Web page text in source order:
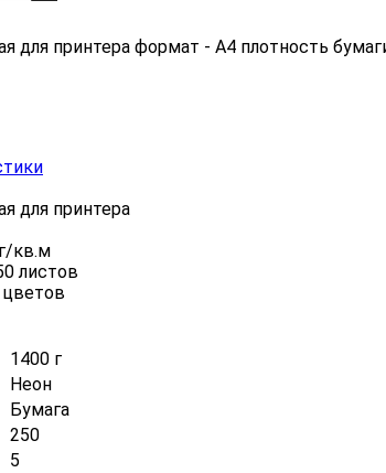
для принтера формат - А4 плотность
для принтера
кв.м
листов
1400 г
Неон
Бумага
250
5